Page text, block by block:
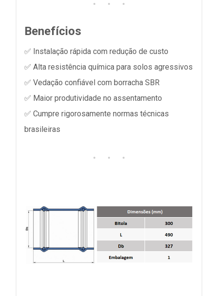
Benefícios
✅ Instalação rápida com redução de custo
✅ Alta resistência química para solos agressivos
✅ Vedação confiável com borracha SBR
✅ Maior produtividade no assentamento
✅ Cumpre rigorosamente normas técnicas
brasileiras